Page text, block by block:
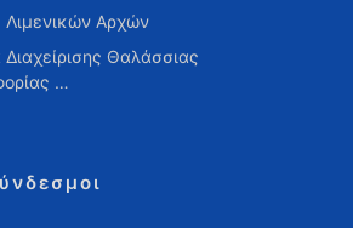
Λιμενικών Αρχών
Θαλάσσιας
…